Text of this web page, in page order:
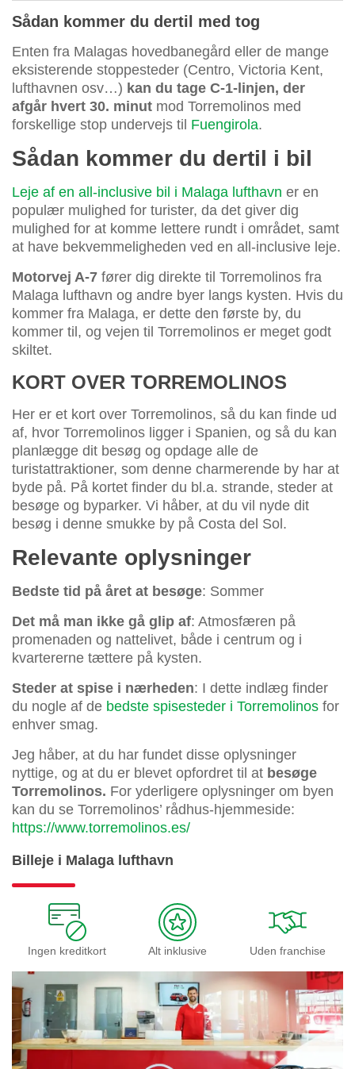
Sådan kommer du dertil med tog
Enten fra Malagas hovedbanegård eller de mange
eksisterende stoppesteder (Centro, Victoria Kent,
lufthavnen osv…) kan du tage C-1-linjen, der
afgår hvert 30. minut mod Torremolinos med
forskellige stop undervejs til Fuengirola.
Sådan kommer du dertil i bil
Leje af en all-inclusive bil i Malaga lufthavn er en
populær mulighed for turister, da det giver dig
mulighed for at komme lettere rundt i området, samt
at have bekvemmeligheden ved en all-inclusive leje.
Motorvej A-7 fører dig direkte til Torremolinos fra
Malaga lufthavn og andre byer langs kysten. Hvis du
kommer fra Malaga, er dette den første by, du
kommer til, og vejen til Torremolinos er meget godt
skiltet.
KORT OVER TORREMOLINOS
Her er et kort over Torremolinos, så du kan finde ud
af, hvor Torremolinos ligger i Spanien, og så du kan
planlægge dit besøg og opdage alle de
turistattraktioner, som denne charmerende by har at
byde på. På kortet finder du bl.a. strande, steder at
besøge og byparker. Vi håber, at du vil nyde dit
besøg i denne smukke by på Costa del Sol.
Relevante oplysninger
Bedste tid på året at besøge: Sommer
Det må man ikke gå glip af: Atmosfæren på
promenaden og nattelivet, både i centrum og i
kvartererne tættere på kysten.
Steder at spise i nærheden: I dette indlæg finder
du nogle af de bedste spisesteder i Torremolinos for
enhver smag.
Jeg håber, at du har fundet disse oplysninger
nyttige, og at du er blevet opfordret til at besøge
Torremolinos. For yderligere oplysninger om byen
kan du se Torremolinos’ rådhus-hjemmeside:
https://www.torremolinos.es/
Billeje i Malaga lufthavn
Ingen kreditkort Alt inklusive Uden franchise